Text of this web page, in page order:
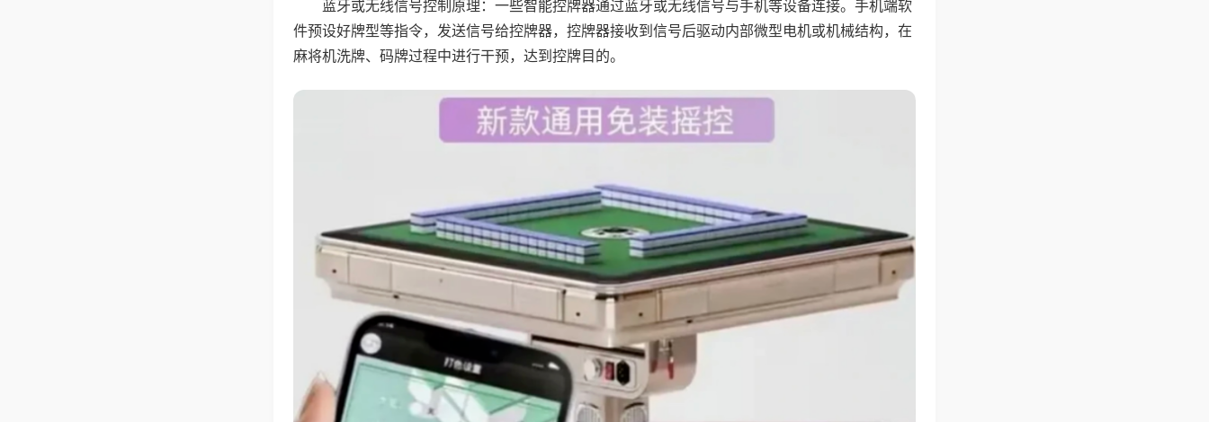
蓝牙或无线信号控制原理：一些智能控牌器通过蓝牙或无线信号与手机等设备连接。手机端软
件预设好牌型等指令，发送信号给控牌器，控牌器接收到信号后驱动内部微型电机或机械结构，在
麻将机洗牌、码牌过程中进行干预，达到控牌目的。